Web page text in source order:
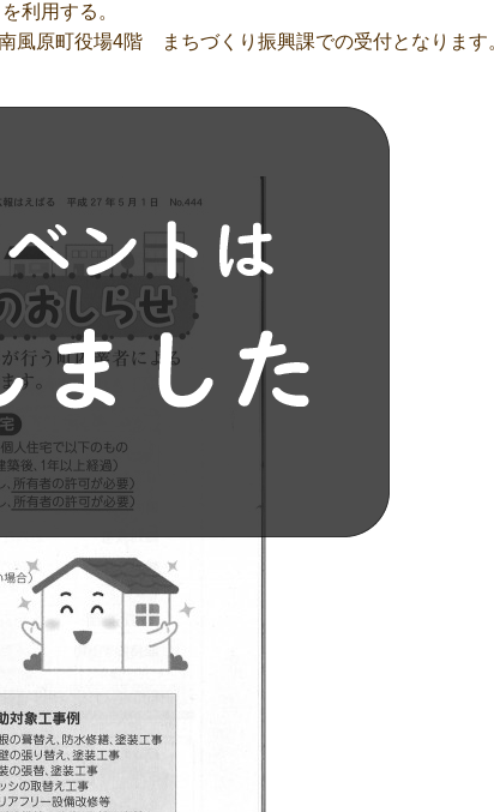
利用する。
風原町役場4階 まちづくり振興課での受付となります